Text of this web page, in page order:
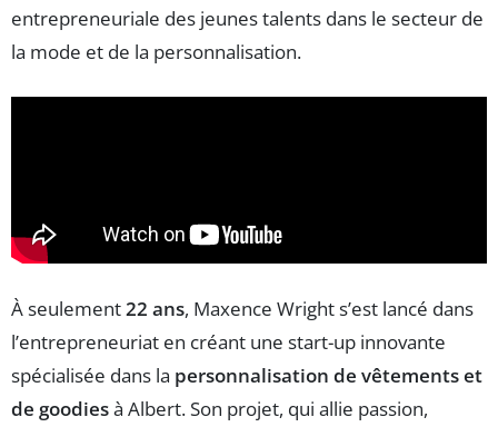
entrepreneuriale des jeunes talents dans le secteur de
la mode et de la personnalisation.
À seulement22 ans, Maxence Wright s’est lancé dans
l’entrepreneuriat en créant une start-up innovante
spécialisée dans la personnalisation de vêtements et
de goodiesà Albert. Son projet, qui allie passion,